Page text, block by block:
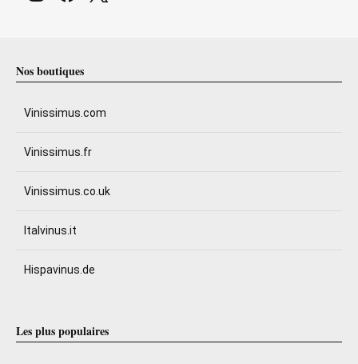
Nos boutiques
Vinissimus.com
Vinissimus.fr
Vinissimus.co.uk
Italvinus.it
Hispavinus.de
Les plus populaires